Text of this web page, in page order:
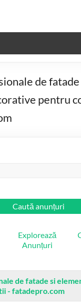
de fatade
pentru
Explorează
Anunțuri
de fatade si
- fatadepro.com